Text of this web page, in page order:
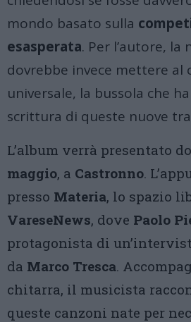
mondo basato sulla
esasperata. Per l’autore, la
dovrebbe invece mettere al
universale, la bussola che
scrittura di queste nuove
L’album verrà presentato
maggio, a Castronno.
presso Materia, lo spazio
VareseNews, dove Paolo
protagonista di
da Marco Tresca.
chitarra, il musicista
queste canzoni nate per